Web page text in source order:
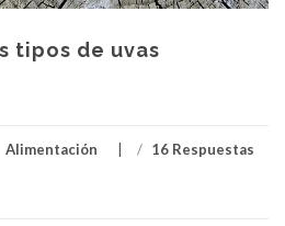
tipos de uvas
Alimentación / 16 Respuestas